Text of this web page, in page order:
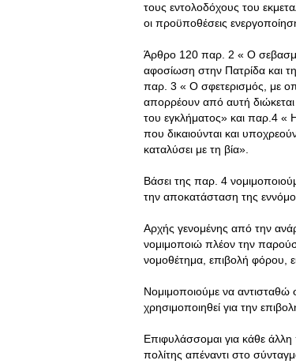
τους εντολοδόχους του
οι προϋποθέσεις
Άρθρο 120 παρ. 2 « O
αφοσίωση στην Πατρίδα και
παρ. 3 « O σφετερισμός, με
απορρέουν από αυτή διώκεται
του εγκλήματος» και παρ.4 «
που δικαιούνται και
καταλύσει με τη βία».
Βάσει της παρ. 4
την αποκατάσταση της
Αρχής γενομένης από την
νομιμοποιώ πλέον την
νομοθέτημα, επιβολή φόρου,
Νομιμοποιούμε να αντισταθώ
χρησιμοποιηθεί για την
Επιφυλάσσομαι για κάθε
πολίτης απέναντι στο